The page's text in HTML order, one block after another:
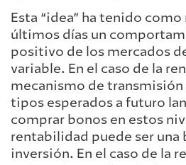
Esta “idea” ha tenido
últimos días un
positivo de los mercados
variable. En el caso de la
mecanismo de
tipos esperados a futuro
comprar bonos en estos
rentabilidad puede ser una
inversión. En el caso de la